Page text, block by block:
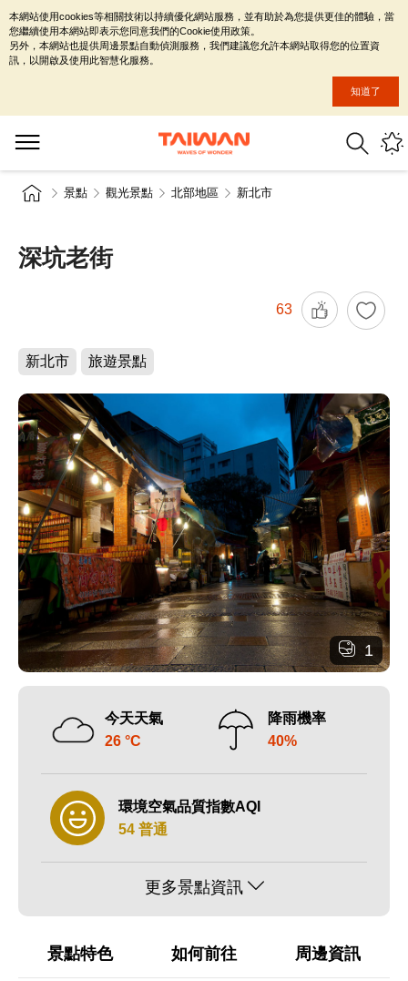
景點 觀光景點 北部地區 新北市
深坑老街
63
新北市 旅遊景點
1
今天天氣
26 °C
降雨機率
40%
環境空氣品質指數AQI
54 普通
更多景點資訊
景點特色 如何前往 周邊資訊
本網站使用cookies等相關技術以持續優化網站服務，並有助於為您提供更佳的體驗，當
您繼續使用本網站即表示您同意我們的Cookie使用政策。
另外，本網站也提供周邊景點自動偵測服務，我們建議您允許本網站取得您的位置資
訊，以開啟及使用此智慧化服務。
知道了